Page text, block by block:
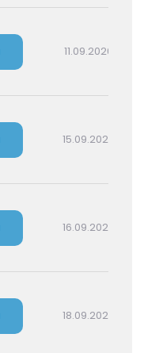
11.09.2026 16:00
15.09.2026 16:00
16.09.2026 14:30
18.09.2026 16:00